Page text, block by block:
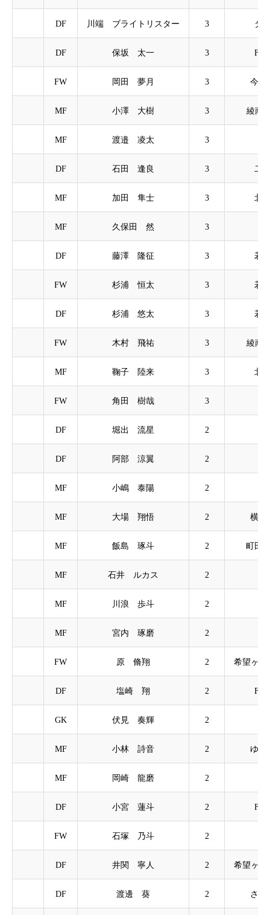
DF 川端 ブライトリスター 3 ダ
DF 保坂 太一 3 FC
FW 岡田 夢月 3 今宿
MF 小澤 大樹 3 綾南
MF 渡邉 凌太 3
DF 石田 逢良 3 二
MF 加田 隼士 3 北
MF 久保田 然 3
DF 藤澤 隆征 3 若
FW 杉浦 恒太 3 若
DF 杉浦 悠太 3 若
FW 木村 飛祐 3 綾南
MF 鞠子 陸来 3 北
FW 角田 樹哉 3
DF 堀出 流星 2
DF 阿部 涼翼 2
MF 小嶋 泰陽 2
MF 大場 翔悟 2 横浜
MF 飯島 琢斗 2 町田
MF 石井 ルカス 2
MF 川浪 歩斗 2
MF 宮内 琢磨 2
FW 原 脩翔 2 希望ヶ丘
DF 塩崎 翔 2 FC
GK 伏見 奏輝 2
MF 小林 詩音 2 ゆり
MF 岡崎 龍磨 2
DF 小宮 蓮斗 2 FC
FW 石塚 乃斗 2
DF 井関 寧人 2 希望ヶ丘
DF 渡邊 葵 2 さち